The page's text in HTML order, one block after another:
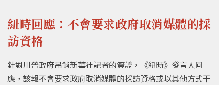
紐時回應：不會要求政府取消媒體的採
訪資格
針對川普政府吊銷新華社記者的簽證，《紐時》發言人回
應，該報不會要求政府取消媒體的採訪資格或以其他方式干